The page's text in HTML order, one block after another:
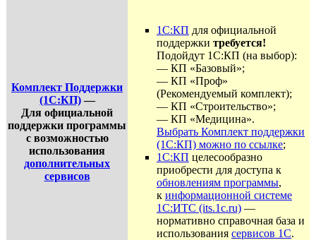
Комплект Поддержки
(1С:КП)—
Для официальной
поддержки программы
с возможностью
использования
дополнительных
сервисов
1С:КП для официальной
поддержки требуется!
Подойдут 1С:КП (на выбор):
— КП «Базовый»;
— КП «Проф»
(Рекомендуемый комплект);
— КП «Строительство»;
— КП «Медицина».
Выбрать Комплект поддержки
(1С:КП) можно по ссылке;
1С:КП целесообразно
приобрести для доступа к
обновлениям программы,
к информационной системе
1С:ИТС (its.1c.ru) —
нормативно справочная база и
использования сервисов 1С.